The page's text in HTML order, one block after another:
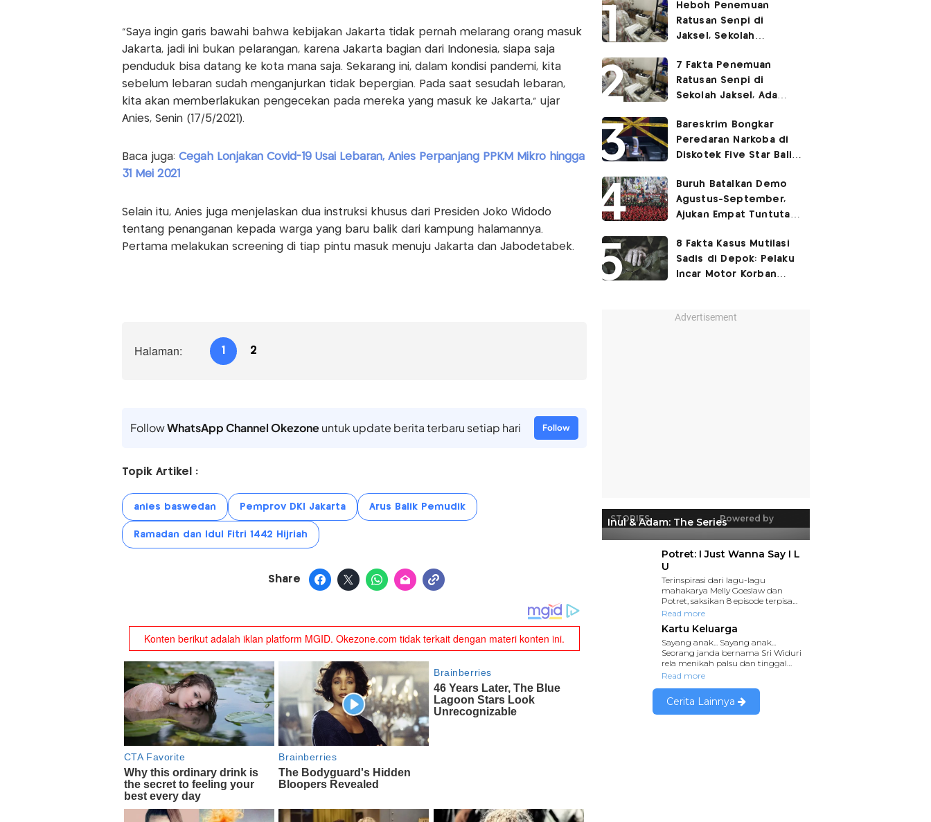
“Saya ingin garis bawahi bahwa kebijakan Jakarta tidak pernah melarang orang masuk
Jakarta, jadi ini bukan pelarangan, karena Jakarta bagian dari Indonesia, siapa saja
penduduk bisa datang ke kota mana saja. Sekarang ini, dalam kondisi pandemi, kita
sebelum lebaran sudah menganjurkan tidak bepergian. Pada saat sesudah lebaran,
kita akan memberlakukan pengecekan pada mereka yang masuk ke Jakarta,” ujar
Anies, Senin (17/5/2021).
Baca juga: Cegah Lonjakan Covid-19 Usai Lebaran, Anies Perpanjang PPKM Mikro hingga
31 Mei 2021
Selain itu, Anies juga menjelaskan dua instruksi khusus dari Presiden Joko Widodo
tentang penanganan kepada warga yang baru balik dari kampung halamannya.
Pertama melakukan screening di tiap pintu masuk menuju Jakarta dan Jabodetabek.
Halaman: 1 2
FollowWhatsApp Channel Okezoneuntuk update berita terbaru setiap hari Follow
Topik Artikel :
anies baswedan Pemprov DKI Jakarta Arus Balik Pemudik
Ramadan dan Idul Fitri 1442 Hijriah
Share
Heboh Penemuan
Ratusan Senpi di
Jaksel, Sekolah
Kegiatan Eskul
Menembak
7 Fakta Penemuan
Ratusan Senpi di
Sekolah Jaksel, Ada
Ruang Bunker
Bareskrim Bongkar
Peredaran Narkoba di
Diskotek Five Star Bali,
Buruh Batalkan Demo
Agustus-September,
Ajukan Empat Tuntutan
8 Fakta Kasus Mutilasi
Sadis di Depok: Pelaku
Incar Motor Korban
Advertisement